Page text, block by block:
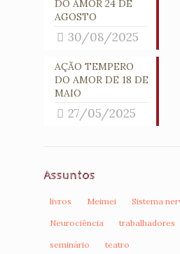
DO AMOR 24 DE
AGOSTO
30/08/2025
AÇÃO TEMPERO
DO AMOR DE 18 DE
MAIO
27/05/2025
Assuntos
livros Meimei Sistema
Neurociência trabalhadores
seminário teatro